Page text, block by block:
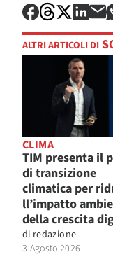
ALTRI ARTICOLI DI
CLIMA
TIM presenta il
di transizione
climatica per
ll’impatto
della crescita
di redazione
3 Agosto 2026